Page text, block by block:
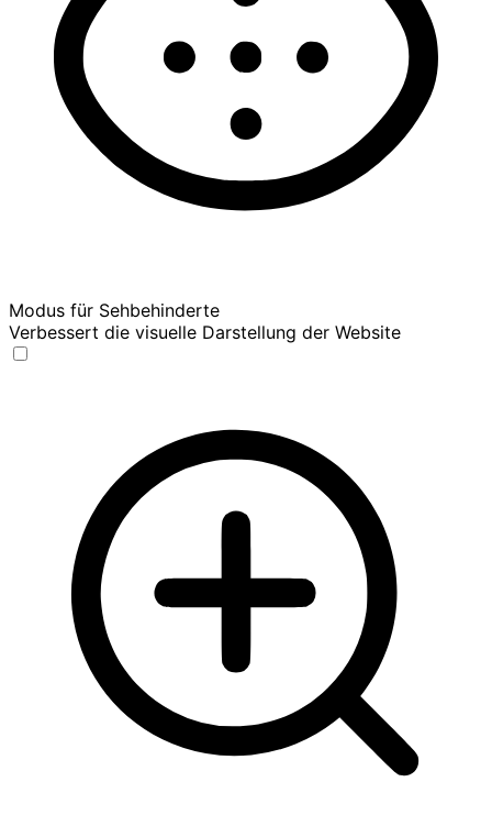
Modus für Sehbehinderte
Verbessert die visuelle Darstellung der Website